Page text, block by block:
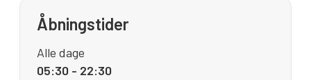
Åbningstider
Alle dage
05:30 - 22:30